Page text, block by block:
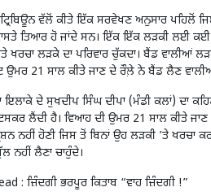
ਟ੍ਰਿਬਿਊਨ ਵੱਲੋਂ ਕੀਤੇ ਇੱਕ ਸਰਵੇਖਣ ਅਨੁਸਾਰ ਪਹਿਲੋਂ
ਤਿਆਰ ਹੋ ਜਾਂਦੇ ਸਨ। ਇੱਕ ਇੱਕ ਲੜਕੀ ਲਈ ਕਈ
ਖਰਚਾ ਲੜਕੇ ਦਾ ਪਰਿਵਾਰ ਚੁੱਕਦਾ। ਬੈਂਡ
21 ਸਾਲ ਕੀਤੇ ਜਾਣ ਦੇ ਰੌਲ਼ੇ ਨੇ ਬੈਂਡ ਲੈਣ
ਇਲਾਕੇ ਦੇ ਸੁਖਦੀਪ ਸਿੰਘ ਦੀਪਾ (ਮੰਡੀ ਕਲਾਂ) ਦਾ
ਲੈਂਦੀ ਹੈ। ਵਿਆਹ ਦੀ ਉਮਰ 21 ਸਾਲ ਕੀਤੇ
ਨਹੀਂ ਹੋਣੀ ਜਿਸ ਤੋਂ ਬਿਨਾਂ ਉਹ ਲੜਕੀ ’ਤੇ
ਨਹੀਂ ਲੈਣਾ ਚਾਹੁੰਦੇ।
: ਜ਼ਿੰਦਗੀ ਭਰਪੂਰ ਕਿਤਾਬ “ਵਾਹ ਜ਼ਿੰਦਗੀ !”